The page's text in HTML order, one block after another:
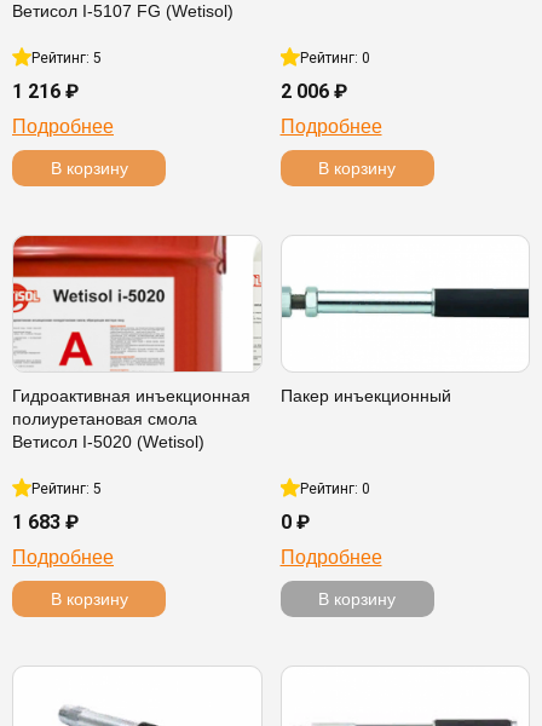
Ветисол I-5107 FG (Wetisol)
Рейтинг: 5
1 216 ₽
Подробнее
В корзину
Рейтинг: 0
2 006 ₽
Подробнее
В корзину
Гидроактивная инъекционная
полиуретановая смола
Ветисол I-5020 (Wetisol)
Рейтинг: 5
1 683 ₽
Подробнее
В корзину
Пакер инъекционный
Рейтинг: 0
0 ₽
Подробнее
В корзину